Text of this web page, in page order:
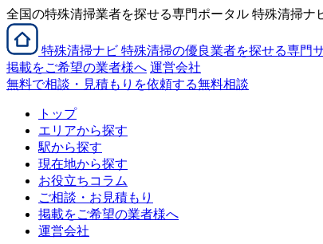
全国の特殊清掃業者を探せる専門ポータル 特殊清掃ナ
特殊清掃ナビ 特殊清掃の優良業者を探せる専門
掲載をご希望の業者様へ 運営会社
無料で相談・見積もりを依頼する無料相談
トップ
エリアから探す
駅から探す
現在地から探す
お役立ちコラム
ご相談・お見積もり
掲載をご希望の業者様へ
運営会社